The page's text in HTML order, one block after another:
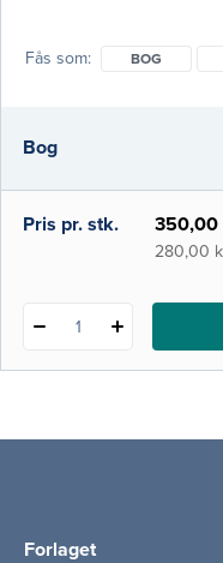
Fås som BOG
Bog
e-bog
Pris pr. stk. 350,00
280,00
1
Forlaget